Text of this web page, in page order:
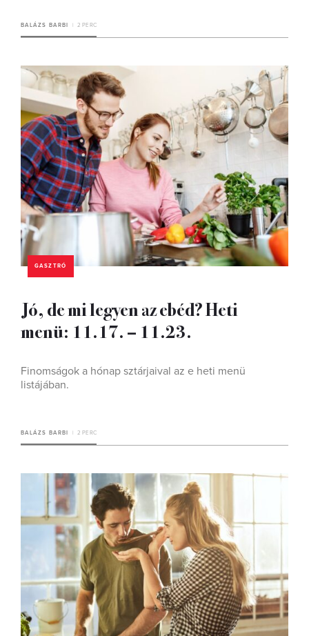
BALÁZS BARBI 2 PERC
GASZTRÓ
Jó, de mi legyen az ebéd? Heti
menü: 11.17. – 11.23.
Finomságok a hónap sztárjaival az e heti menü
listájában.
BALÁZS BARBI 2 PERC